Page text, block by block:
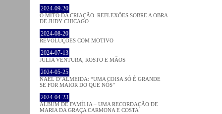
2024-09-20
O MITO DA CRIAÇÃO: REFLEXÕES SOBRE A OBRA
DE JUDY CHICAGO
2024-08-20
REVOLUÇÕES COM MOTIVO
2024-07-13
JÚLIA VENTURA, ROSTO E MÃOS
2024-05-25
NAEL D’ALMEIDA: “UMA COISA SÓ É GRANDE
SE FOR MAIOR DO QUE NÓS”
2024-04-23
ÁLBUM DE FAMÍLIA – UMA RECORDAÇÃO DE
MARIA DA GRAÇA CARMONA E COSTA